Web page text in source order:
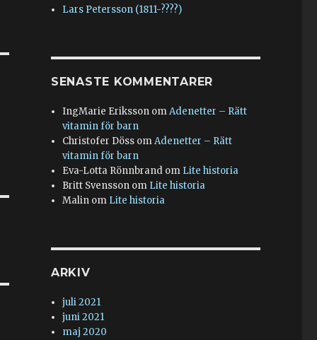
Lars Petersson (1811-????)
SENASTE KOMMENTARER
IngMarie Eriksson omAdenetter – Rätt
vitamin för barn
Christofer Döss omAdenetter – Rätt
vitamin för barn
Eva-Lotta Rönnbrand om Lite historia
Britt Svensson om Lite historia
Malin om Lite historia
ARKIV
juli 2021
juni 2021
maj 2020